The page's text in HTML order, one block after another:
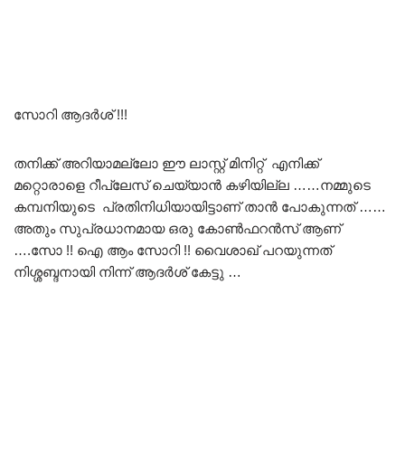
സോറി ആദർശ് !!!
തനിക്ക് അറിയാമല്ലോ ഈ ലാസ്റ്റ് മിനിറ്റ് എനിക്ക്
മറ്റൊരാളെ റീപ്ലേസ് ചെയ്യാൻ കഴിയില്ല ……നമ്മുടെ
കമ്പനിയുടെ പ്രതിനിധിയായിട്ടാണ് താൻ പോകുന്നത് ……
അതും സുപ്രധാനമായ ഒരു കോൺഫറൻസ് ആണ്
….സോ !! ഐ ആം സോറി !! വൈശാഖ് പറയുന്നത്
നിശ്ശബ്ദനായി നിന്ന് ആദർശ് കേട്ടു …